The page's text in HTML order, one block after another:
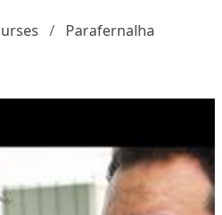
Parafernalha